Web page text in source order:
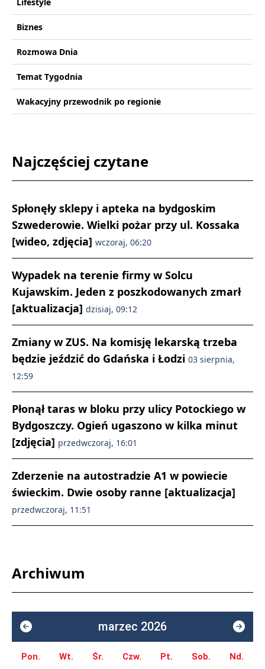
Biznes
Rozmowa Dnia
Temat Tygodnia
Wakacyjny przewodnik po regionie
Najczęściej czytane
Spłonęły sklepy i apteka na bydgoskim
Szwederowie. Wielki pożar przy ul. Kossaka
[wideo, zdjęcia] wczoraj, 06:20
Wypadek na terenie firmy w Solcu
Kujawskim. Jeden z poszkodowanych zmarł
[aktualizacja] dzisiaj, 09:12
Zmiany w ZUS. Na komisję lekarską trzeba
będzie jeździć do Gdańska i Łodzi 03 sierpnia,
12:59
Płonął taras w bloku przy ulicy Potockiego w
Bydgoszczy. Ogień ugaszono w kilka minut
[zdjęcia] przedwczoraj, 16:01
Zderzenie na autostradzie A1 w powiecie
świeckim. Dwie osoby ranne [aktualizacja]
przedwczoraj, 11:51
Archiwum
marzec 2026
Pon. Wt. Śr. Czw. Pt. Sob. Nd.